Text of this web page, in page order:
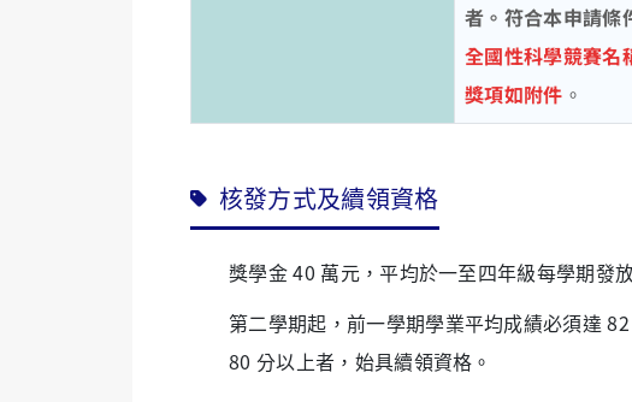
者。符合本申請條
全國性科學競賽名
獎項如附件 。
核發方式及續領資格
獎學金 40 萬元，平均於一至四年級每學期發
第二學期起，前一學期學業平均成績必須達
80 分以上者，始具續領資格。